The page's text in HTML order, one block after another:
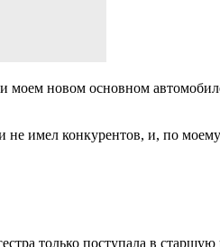
моем новом основном
не имел конкурентов, и, по
только поступала в старшую